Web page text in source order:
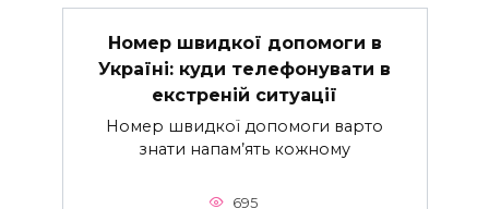
Номер швидкої допомоги в
Україні: куди телефонувати в
екстреній ситуації
Номер швидкої допомоги варто
знати напам’ять кожному
695